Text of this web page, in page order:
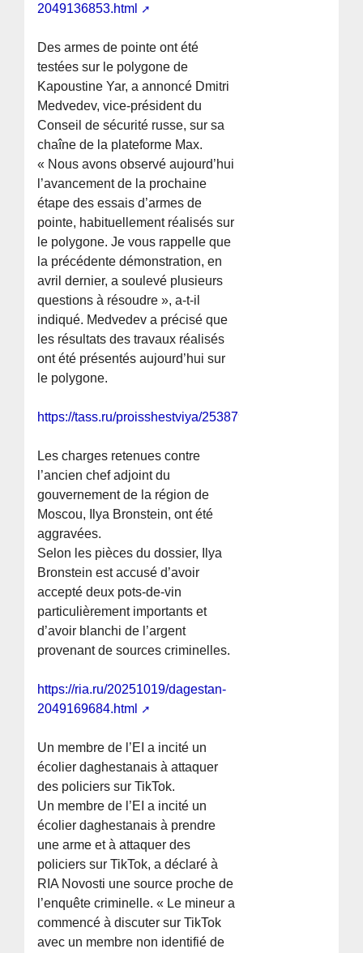
2049136853.html
Des armes de pointe ont été
testées sur le polygone de
Kapoustine Yar, a annoncé Dmitri
Medvedev, vice-président du
Conseil de sécurité russe, sur sa
chaîne de la plateforme Max.
« Nous avons observé aujourd’hui
l’avancement de la prochaine
étape des essais d’armes de
pointe, habituellement réalisés sur
le polygone. Je vous rappelle que
la précédente démonstration, en
avril dernier, a soulevé plusieurs
questions à résoudre », a-t-il
indiqué. Medvedev a précisé que
les résultats des travaux réalisés
ont été présentés aujourd’hui sur
le polygone.
https://tass.ru/proisshestviya/25387917
Les charges retenues contre
l’ancien chef adjoint du
gouvernement de la région de
Moscou, Ilya Bronstein, ont été
aggravées.
Selon les pièces du dossier, Ilya
Bronstein est accusé d’avoir
accepté deux pots-de-vin
particulièrement importants et
d’avoir blanchi de l’argent
provenant de sources criminelles.
https://ria.ru/20251019/dagestan-
2049169684.html
Un membre de l’EI a incité un
écolier daghestanais à attaquer
des policiers sur TikTok.
Un membre de l’EI a incité un
écolier daghestanais à prendre
une arme et à attaquer des
policiers sur TikTok, a déclaré à
RIA Novosti une source proche de
l’enquête criminelle. « Le mineur a
commencé à discuter sur TikTok
avec un membre non identifié de